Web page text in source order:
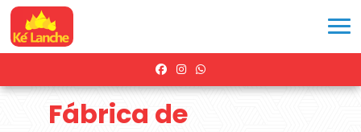
Fábrica de